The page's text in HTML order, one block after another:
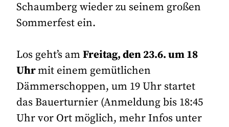
Schaumberg wieder zu seinem großen
Sommerfest ein.
Los geht’s amFreitag, den 23.6. um 18
Uhrmit einem gemütlichen
Dämmerschoppen, um 19 Uhr startet
das Bauerturnier (Anmeldung bis 18:45
Uhr vor Ort möglich, mehr Infos unter